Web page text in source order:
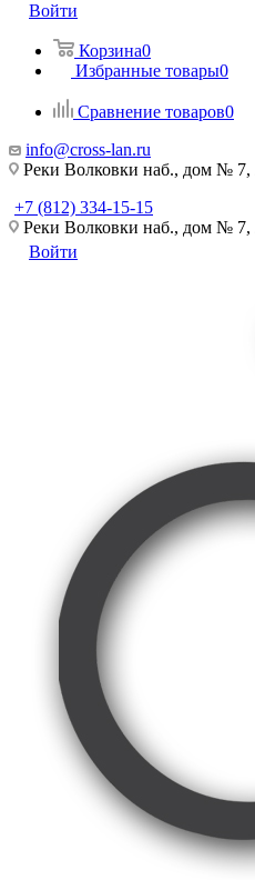
Войти
Корзина0
Избранные товары0
Сравнение товаров0
info@cross-lan.ru
Реки Волковки наб., дом №
+7 (812) 334-15-15
Реки Волковки наб., дом №
Войти